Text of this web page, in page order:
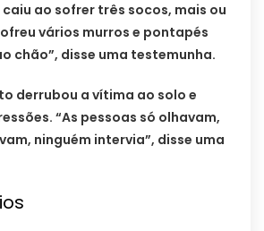
ao sofrer três socos, mais ou
vários murros e pontapés
chão”, disse uma testemunha.
derrubou a vítima ao solo e
“As pessoas só olhavam,
ninguém intervia”, disse uma